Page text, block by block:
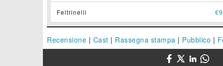
Feltrinelli
Recensione | Cast | Rassegna stampa | Pubblico |